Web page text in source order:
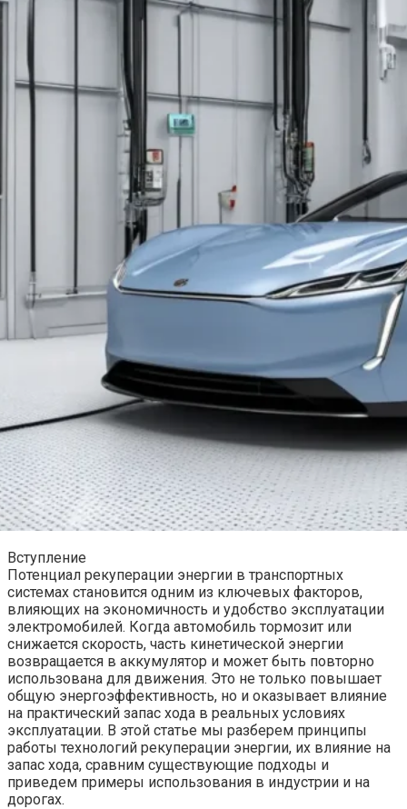
Вступление
Потенциал рекуперации энергии в транспортных
системах становится одним из ключевых факторов,
влияющих на экономичность и удобство эксплуатации
электромобилей. Когда автомобиль тормозит или
снижается скорость, часть кинетической энергии
возвращается в аккумулятор и может быть повторно
использована для движения. Это не только повышает
общую энергоэффективность, но и оказывает влияние
на практический запас хода в реальных условиях
эксплуатации. В этой статье мы разберем принципы
работы технологий рекуперации энергии, их влияние на
запас хода, сравним существующие подходы и
приведем примеры использования в индустрии и на
дорогах.